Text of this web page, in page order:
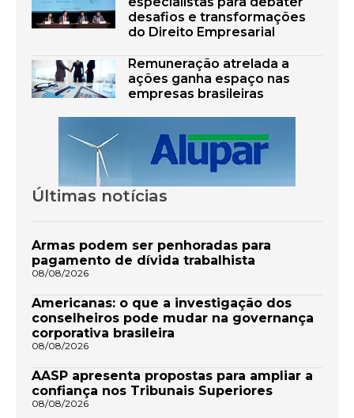
desafios e transformações
do Direito Empresarial
Remuneração atrelada a
ações ganha espaço nas
empresas brasileiras
Últimas notícias
Armas podem ser penhoradas para
pagamento de dívida trabalhista
08/08/2026
Americanas: o que a investigação dos
conselheiros pode mudar na governança
corporativa brasileira
08/08/2026
AASP apresenta propostas para ampliar a
confiança nos Tribunais Superiores
08/08/2026